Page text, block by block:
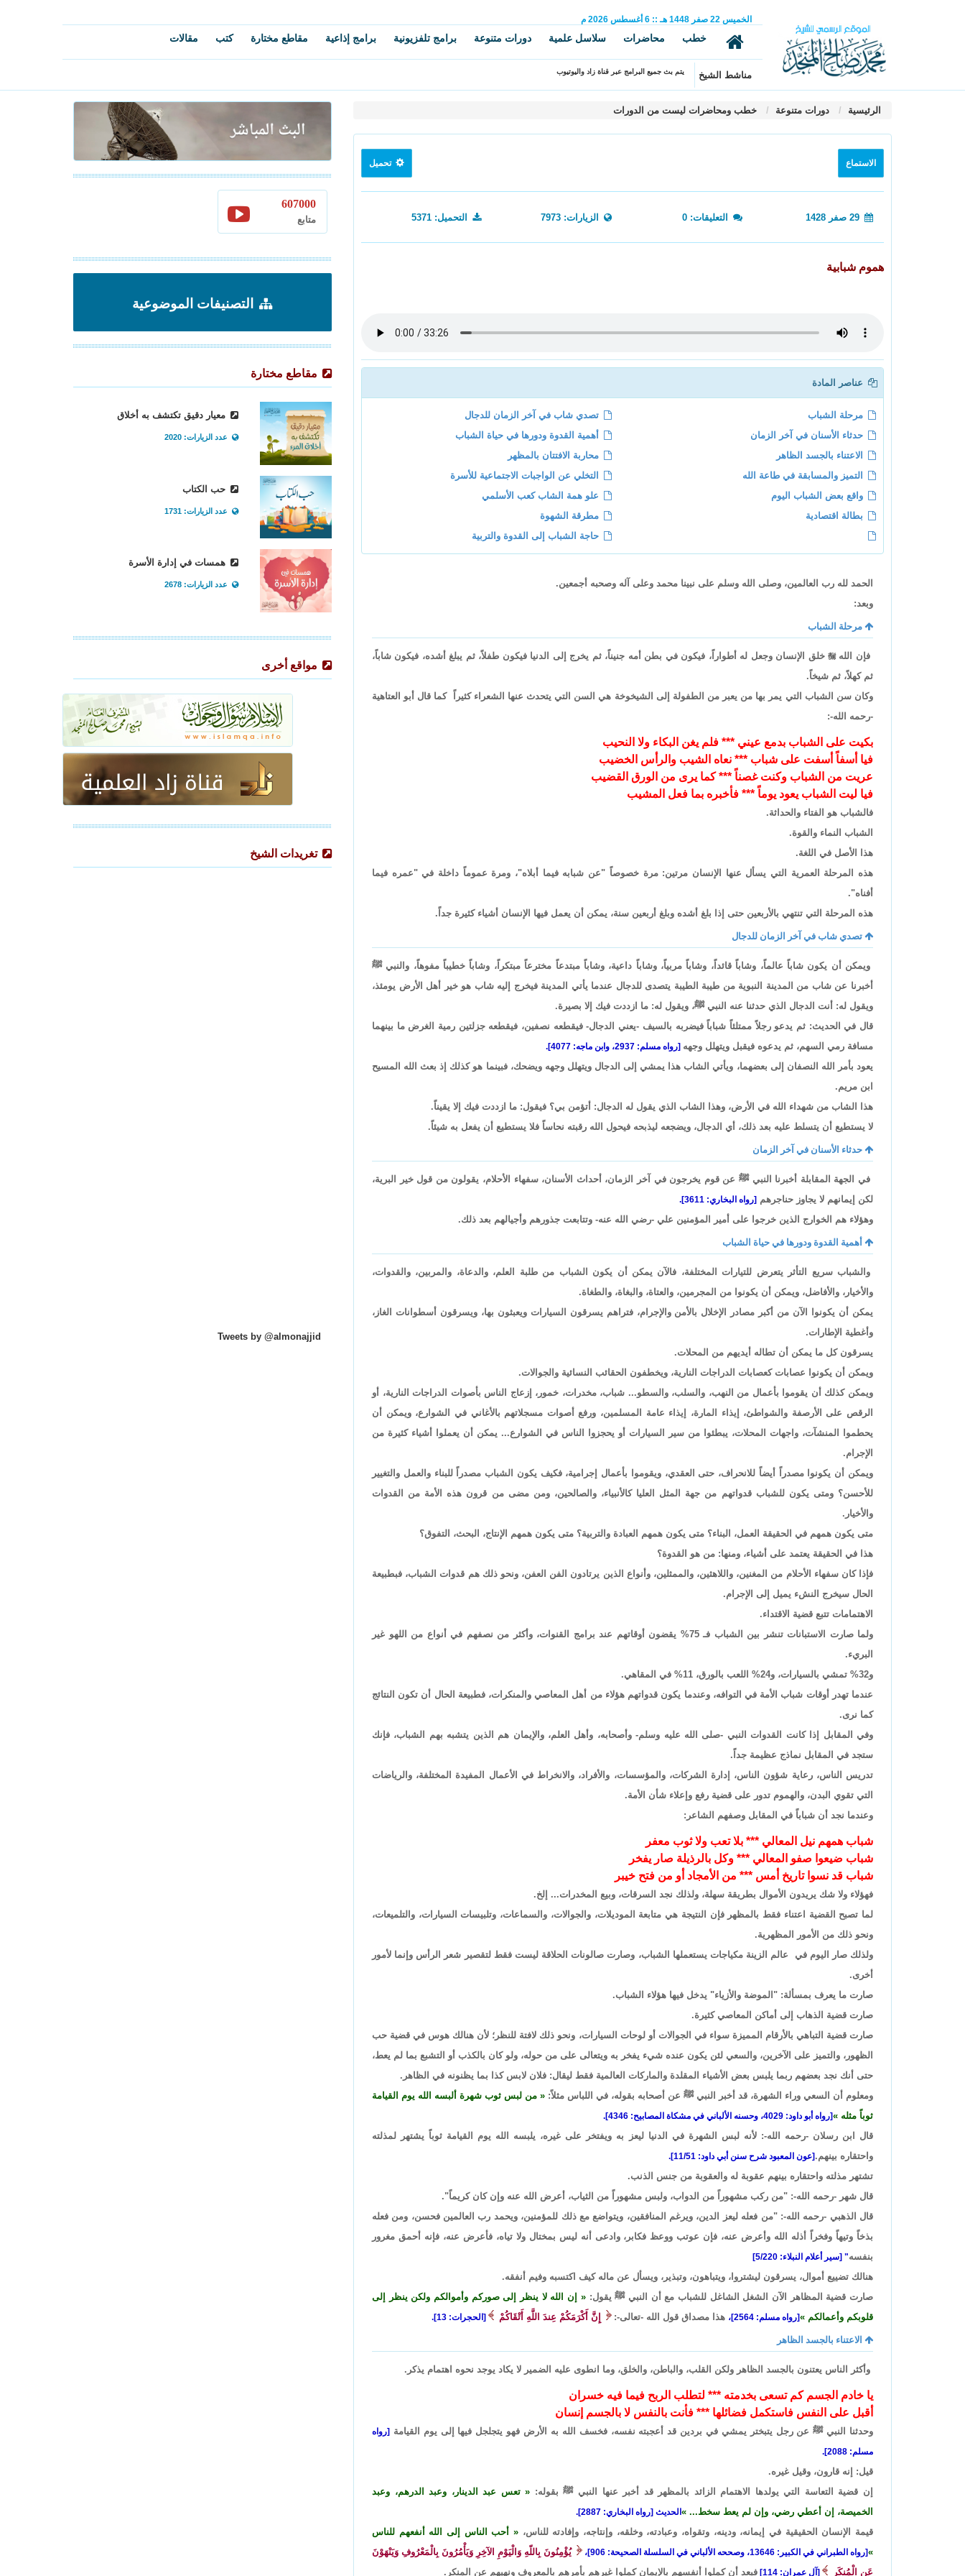
الخميس 22 صفر 1448 هـ ::
6 أغسطس 2026 م
خطب محاضرات سلاسل علمية دورات متنوعة برامج تلفزيونية برامج إذاعية مقاطع مختارة كتب مقالات
مناشط الشيخ يتم بث جميع البرامج عبر قناة زاد واليوتيوب
الرئيسية دورات متنوعة خطب ومحاضرات ليست من الدورات
الاستماع تحميل
التعليقات: 0 الزيارات: 7973 التحميل: 5371
هموم شبابية
عناصر المادة
مرحلة الشباب
تصدي شاب في آخر الزمان للدجال
حدثاء الأسنان في آخر الزمان
أهمية القدوة ودورها في حياة الشباب
الاعتناء بالجسد الظاهر
محاربة الافتتان بالمظهر
التميز والمسابقة في طاعة الله
التخلي عن الواجبات الاجتماعية للأسرة
واقع بعض الشباب اليوم
علو همة الشاب كعب الأسلمي
بطالة اقتصادية
مطرقة الشهوة
حاجة الشباب إلى القدوة والتربية
الحمد لله رب العالمين، وصلى الله وسلم على نبينا محمد وعلى آله وصحبه أجمعين.
وبعد:
مرحلة الشباب
فإن الله خلق الإنسان وجعل له أطواراً، فيكون في بطن أمه جنيناً، ثم يخرج إلى الدنيا فيكون طفلاً، ثم يبلغ أشده، فيكون شاباً،
ثم كهلاً، ثم شيخاً.
وكان سن الشباب التي يمر بها من يعبر من الطفولة إلى الشيخوخة هي السن التي يتحدث عنها الشعراء كثيراً كما قال أبو العتاهية
-رحمه الله-:
بكيت على الشباب بدمع عيني *** فلم يغن البكاء ولا النحيب
فيا أسفاً أسفت على شباب *** نعاه الشيب والرأس الخضيب
عريت من الشباب وكنت غصناً *** كما يرى من الورق القضيب
فيا ليت الشباب يعود يوماً *** فأخبره بما فعل المشيب
فالشباب هو الفتاء والحداثة.
الشباب النماء والقوة.
هذا الأصل في اللغة.
هذه المرحلة العمرية التي يسأل عنها الإنسان مرتين: مرة خصوصاً "عن شبابه فيما أبلاه"، ومرة عموماً داخلة في "عمره فيما
أفناه".
هذه المرحلة التي تنتهي بالأربعين حتى إذا بلغ أشده وبلغ أربعين سنة، يمكن أن يعمل فيها الإنسان أشياء كثيرة جداً.
تصدي شاب في آخر الزمان للدجال
ويمكن أن يكون شاباً عالماً، وشاباً قائداً، وشاباً مربياً، وشاباً داعية، وشاباً مبتدعاً مخترعاً مبتكراً، وشاباً خطيباً مفوهاً، والنبي ﷺ
أخبرنا عن شاب من المدينة النبوية من طيبة الطيبة يتصدى للدجال عندما يأتي المدينة فيخرج إليه شاب هو خير أهل الأرض يومئذ،
ويقول له: أنت الدجال الذي حدثنا عنه النبي ﷺ، ويقول له: ما ازددت فيك إلا بصيرة.
قال في الحديث: ثم يدعو رجلاً ممتلئاً شباباً فيضربه بالسيف -يعني الدجال- فيقطعه نصفين، فيقطعه جزلتين رمية الغرض ما بينهما
مسافة رمي السهم، ثم يدعوه فيقبل ويتهلل وجهه [رواه مسلم: 2937، وابن ماجه: 4077].
يعود بأمر الله النصفان إلى بعضهما، ويأتي الشاب هذا يمشي إلى الدجال ويتهلل وجهه ويضحك، فبينما هو كذلك إذ بعث الله المسيح
ابن مريم.
هذا الشاب من شهداء الله في الأرض، وهذا الشاب الذي يقول له الدجال: أتؤمن بي؟ فيقول: ما ازددت فيك إلا يقيناً.
لا يستطيع أن يتسلط عليه بعد ذلك، أي الدجال، ويضجعه ليذبحه فيحول الله رقبته نحاساً فلا يستطيع أن يفعل به شيئاً.
حدثاء الأسنان في آخر الزمان
في الجهة المقابلة أخبرنا النبي ﷺ عن قوم يخرجون في آخر الزمان، أحداث الأسنان، سفهاء الأحلام، يقولون من قول خير البرية،
لكن إيمانهم لا يجاوز حناجرهم [رواه البخاري: 3611].
وهؤلاء هم الخوارج الذين خرجوا على أمير المؤمنين علي -رضي الله عنه- وتتابعت جذورهم وأجيالهم بعد ذلك.
أهمية القدوة ودورها في حياة الشباب
والشباب سريع التأثر يتعرض للتيارات المختلفة، فالآن يمكن أن يكون الشباب من طلبة العلم، والدعاة، والمربين، والقدوات،
والأخيار، والأفاضل، ويمكن أن يكونوا من المجرمين، والعتاة، والبغاة، والطغاة.
يمكن أن يكونوا الآن من أكبر مصادر الإخلال بالأمن والإجرام، فتراهم يسرقون السيارات ويعبثون بها، ويسرقون أسطوانات الغاز،
وأغطية الإطارات.
يسرقون كل ما يمكن أن تطاله أيديهم من المحلات.
ويمكن أن يكونوا عصابات كعصابات الدراجات النارية، ويخطفون الحقائب النسائية والجوالات.
ويمكن كذلك أن يقوموا بأعمال من النهب، والسلب، والسطو... شباب، مخدرات، خمور، إزعاج الناس بأصوات الدراجات النارية، أو
الرقص على الأرصفة والشواطئ، إيذاء المارة، إيذاء عامة المسلمين، ورفع أصوات مسجلاتهم بالأغاني في الشوارع، ويمكن أن
يحطموا المنشآت، واجهات المحلات، يبطئوا من سير السيارات أو يحجزوا الناس في الشوارع... يمكن أن يعملوا أشياء كثيرة من
الإجرام.
ويمكن أن يكونوا مصدراً أيضاً للانحراف، حتى العقدي، ويقوموا بأعمال إجرامية، فكيف يكون الشباب مصدراً للبناء والعمل والتغيير
للأحسن؟ ومتى يكون للشباب قدواتهم من جهة المثل العليا كالأنبياء، والصالحين، ومن مضى من قرون هذه الأمة من القدوات
والأخيار.
متى يكون همهم في الحقيقة العمل، البناء؟ متى يكون همهم العبادة والتربية؟ متى يكون همهم الإنتاج، البحث، التفوق؟
هذا في الحقيقة يعتمد على أشياء، ومنها: من هو القدوة؟
فإذا كان سفهاء الأحلام من المغنين، واللاهثين، والممثلين، وأنواع الذين يرتادون الفن العفن، ونحو ذلك هم قدوات الشباب، فبطبيعة
الحال سيخرج النشء يميل إلى الإجرام.
الاهتمامات تتبع قضية الاقتداء.
ولما صارت الاستبانات تنشر بين الشباب فـ 75% يقضون أوقاتهم عند برامج القنوات، وأكثر من نصفهم في أنواع من اللهو غير
البريء.
و32% تمشي بالسيارات، و24% اللعب بالورق، 11% في المقاهي.
عندما تهدر أوقات شباب الأمة في التوافه، وعندما يكون قدواتهم هؤلاء من أهل المعاصي والمنكرات، فطبيعة الحال أن تكون النتائج
كما نرى.
وفي المقابل إذا كانت القدوات النبي -صلى الله عليه وسلم- وأصحابه، وأهل العلم، والإيمان هم الذين يتشبه بهم الشباب، فإنك
ستجد في المقابل نماذج عظيمة جداً.
تدريس الناس، رعاية شؤون الناس، إدارة الشركات، والمؤسسات، والأفراد، والانخراط في الأعمال المفيدة المختلفة، والرياضات
التي تقوي البدن، والهموم تدور على قضية رفع وإعلاء شأن الأمة.
وعندما نجد أن شباباً في المقابل وصفهم الشاعر:
شباب همهم نيل المعالي *** بلا تعب ولا ثوب معفر
شباب ضيعوا صفو المعالي *** وكل بالرذيلة صار يفخر
شباب قد نسوا تاريخ أمس *** من الأمجاد أو من فتح خيبر
فهؤلاء ولا شك يريدون الأموال بطريقة سهلة، ولذلك نجد السرقات، وبيع المخدرات... إلخ.
لما تصبح القضية اعتناء فقط بالمظهر فإن النتيجة هي متابعة الموديلات، والجوالات، والسماعات، وتلبيسات السيارات، والتلميعات،
ونحو ذلك من الأمور المظهرية.
ولذلك صار اليوم في عالم الزينة مكياجات يستعملها الشباب، وصارت صالونات الحلاقة ليست فقط لتقصير شعر الرأس وإنما لأمور
أخرى.
صارت ما يعرف بمسألة: "الموضة والأزياء" يدخل فيها هؤلاء الشباب.
صارت قضية الذهاب إلى أماكن المعاصي كثيرة.
صارت قضية التباهي بالأرقام المميزة سواء في الجوالات أو لوحات السيارات، ونحو ذلك لافتة للنظر؛ لأن هنالك هوس في قضية حب
الظهور، والتميز على الآخرين، والسعي لئن يكون عنده شيء يفخر به ويتعالى على من حوله، ولو كان بالكذب أو التشبع بما لم يعط،
حتى أنك نجد بعضهم ربما يلبس بعض الأشياء المقلدة والماركات العالمية فقط ليقال: فلان لابس كذا بما يظنونه في الظاهر.
ومعلوم أن السعي وراء الشهرة، قد أخبر النبي ﷺ عن أصحابه بقوله، في اللباس مثلاً:
من لبس ثوب شهرة ألبسه الله يوم القيامة
ثوباً مثله
[رواه أبو داود: 4029، وحسنه الألباني في مشكاة المصابيح: 4346].
قال ابن رسلان -رحمه الله-: لأنه لبس الشهرة في الدنيا ليعز به ويفتخر على غيره، يلبسه الله يوم القيامة ثوباً يشتهر لمذلته
واحتقاره بينهم. [عون المعبود شرح سنن أبي داود: 11/51].
تشتهر مذلته واحتقاره بينهم عقوبة له والعقوبة من جنس الذنب.
قال شهر -رحمه الله-: "من ركب مشهوراً من الدواب، ولبس مشهوراً من الثياب، أعرض الله عنه وإن كان كريماً".
قال الذهبي -رحمه الله-: "من فعله ليعز الدين، ويرغم المنافقين، ويتواضع مع ذلك للمؤمنين، ويحمد رب العالمين فحسن، ومن فعله
بذخاً وتيهاً وفخراً أذله الله وأعرض عنه، فإن عوتب ووعظ فكابر، وادعى أنه ليس بمختال ولا تياه، فأعرض عنه، فإنه أحمق مغرور
بنفسه" [سير أعلام النبلاء: 5/220]
هنالك تضييع أموال، يسرقون ليشتروا، ويتباهون، وتبذير، ويسأل عن ماله كيف اكتسبه وفيم أنفقه.
صارت قضية المظاهر الآن الشغل الشاغل للشباب مع أن النبي ﷺ يقول:
إن الله لا ينظر إلى صوركم وأموالكم ولكن ينظر إلى
قلوبكم وأعمالكم
[رواه مسلم: 2564]، هذا مصداق قول الله -تعالى-: إِنَّ أَكْرَمَكُمْ عِندَ اللَّهِ أَتْقَاكُمْ [الحجرات: 13].
الاعتناء بالجسد الظاهر
وأكثر الناس يعتنون بالجسد الظاهر ولكن القلب، والباطن، والخلق، وما انطوى عليه الضمير لا يكاد يوجد نحوه اهتمام يذكر.
يا خادم الجسم كم تسعى بخدمته *** لتطلب الربح فيما فيه خسران
أقبل على النفس فاستكمل فضائلها *** فأنت بالنفس لا بالجسم إنسان
وحدثنا النبي ﷺ عن رجل يتبختر يمشي في بردين قد أعجبته نفسه، فخسف الله به الأرض فهو يتجلجل فيها إلى يوم القيامة [رواه
مسلم: 2088].
قيل: إنه قارون، وقيل غيره.
إن قضية التعاسة التي يولدها الاهتمام الزائد بالمظهر قد أخبر عنها النبي ﷺ بقوله:
تعس عبد الدينار، وعبد الدرهم، وعبد
الخميصة، إن أعطي رضي، وإن لم يعط سخط...
الحديث [رواه البخاري: 2887].
قيمة الإنسان الحقيقية في إيمانه، ودينه، وتقواه، وعبادته، وخلقه، وإنتاجه، وإفادته للناس، أحب الناس إلى الله أنفعهم للناس
[رواه الطبراني في الكبير: 13646، وصححه الألباني في السلسلة الصحيحة: 906]،
يُؤْمِنُونَ بِاللّهِ وَالْيَوْمِ الآخِرِ وَيَأْمُرُونَ بِالْمَعْرُوفِ وَيَنْهَوْنَ
عَنِ الْمُنكَرِ
[آل عمران: 114] فبعد أن كملوا أنفسهم بالإيمان كملوا غيرهم بأمرهم بالمعروف ونهيهم عن المنكر.
607000
متابع
التصنيفات الموضوعية
مقاطع مختارة
معيار دقيق تكتشف به أخلاق
عدد الزيارات: 2020
حب الكتاب
عدد الزيارات: 1731
همسات في إدارة الأسرة
عدد الزيارات: 2678
مواقع أخرى
تغريدات الشيخ
Tweets by @almonajjid